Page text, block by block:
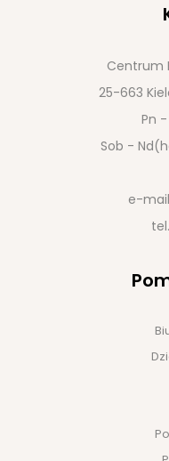
Centrum
25-663
Pn -
Sob -
e-
tel.